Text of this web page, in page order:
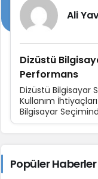
Ali
Dizüstü
Performans
Dizüstü Bilgisayar
Kullanım
Bilgisayar
Teknolojinin
Popüler Haberler